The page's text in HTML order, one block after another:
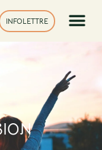
INFOLETTRE